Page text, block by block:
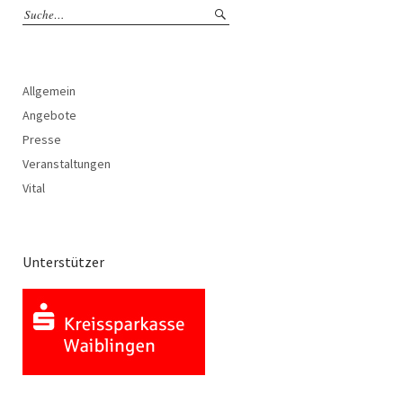
Allgemein
Angebote
Presse
Veranstaltungen
Vital
Unterstützer